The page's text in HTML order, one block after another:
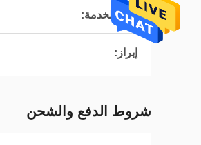
حياة الخدمة:
إبراز:
شروط الدفع والشحن